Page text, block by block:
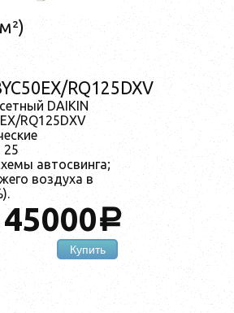
RQ125DXV
DAIKIN
RQ125DXV
25
автосвинга;
воздуха в
a
Купить